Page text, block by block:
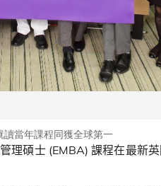
當年課程同獲全球第一
理碩士(EMBA)課程在最新